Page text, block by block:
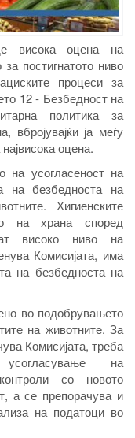
висока оцена на
постигнатото ниво
процеси за
12 - Безбедност на
политика за
вбројувајќи ја меѓу
оцена.
на усогласеност на
на безбедноста на
Хигиенските
на храна според
високо ниво на
Комисијата, има
на безбедноста на
во подобрувањето
на животните. За
Комисијата, треба
на
со новото
а се препорачува и
на податоци во